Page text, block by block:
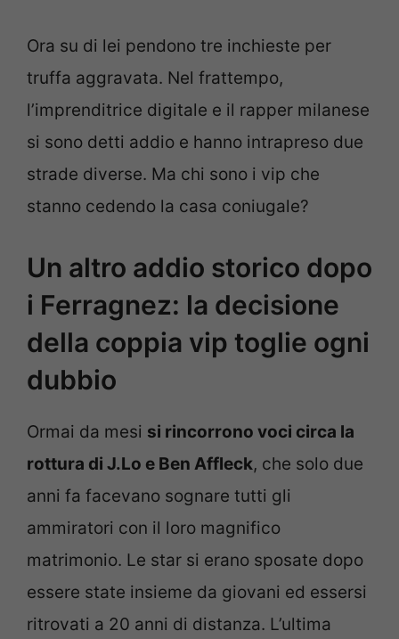
Ora su di lei pendono tre inchieste per
truffa aggravata. Nel frattempo,
l’imprenditrice digitale e il rapper milanese
si sono detti addio e hanno intrapreso due
strade diverse. Ma chi sono i vip che
stanno cedendo la casa coniugale?
Un altro addio storico dopo
i Ferragnez: la decisione
della coppia vip toglie ogni
dubbio
Ormai da mesi si rincorrono voci circa la
rottura di J.Lo e Ben Affleck, che solo due
anni fa facevano sognare tutti gli
ammiratori con il loro magnifico
matrimonio. Le star si erano sposate dopo
essere state insieme da giovani ed essersi
ritrovati a 20 anni di distanza. L’ultima